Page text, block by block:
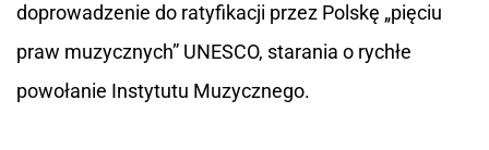
doprowadzenie do ratyfikacji przez Polskę „pięciu
praw muzycznych” UNESCO, starania o rychłe
powołanie Instytutu Muzycznego.